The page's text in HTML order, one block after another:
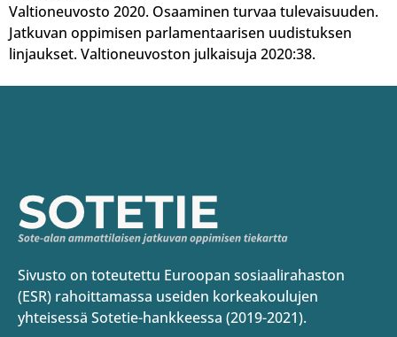
Valtioneuvosto 2020. Osaaminen turvaa tulevaisuuden.
Jatkuvan oppimisen parlamentaarisen uudistuksen
linjaukset. Valtioneuvoston julkaisuja 2020:38.
Sivusto on toteutettu Euroopan sosiaalirahaston
(ESR) rahoittamassa useiden korkeakoulujen
yhteisessä Sotetie-hankkeessa (2019-2021).